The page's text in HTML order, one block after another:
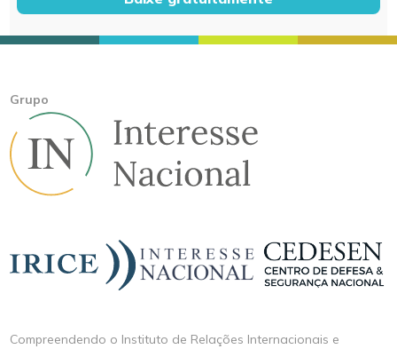
Grupo
Compreendendo o Instituto de Relações Internacionais e